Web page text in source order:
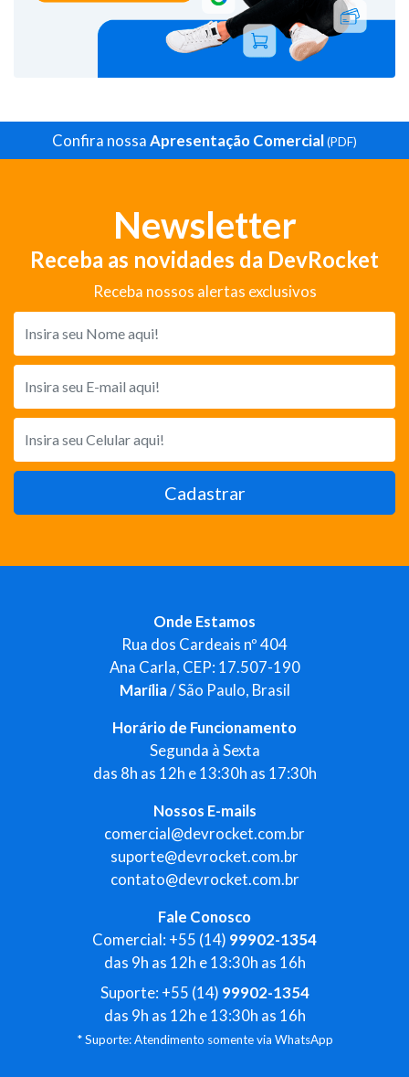
Confira nossaApresentação Comercial(PDF)
Newsletter
Receba as novidades da DevRocket
Receba nossos alertas exclusivos
Cadastrar
Onde Estamos
Rua dos Cardeais nº 404
Ana Carla, CEP: 17.507-190
Marília/ São Paulo, Brasil
Horário de Funcionamento
Segunda à Sexta
das 8h as 12h e 13:30h as 17:30h
Nossos E-mails
comercial@devrocket.com.br
suporte@devrocket.com.br
contato@devrocket.com.br
Fale Conosco
Comercial: +55 (14) 99902-1354
das 9h as 12h e 13:30h as 16h
Suporte: +55 (14) 99902-1354
das 9h as 12h e 13:30h as 16h
* Suporte: Atendimento somente via WhatsApp